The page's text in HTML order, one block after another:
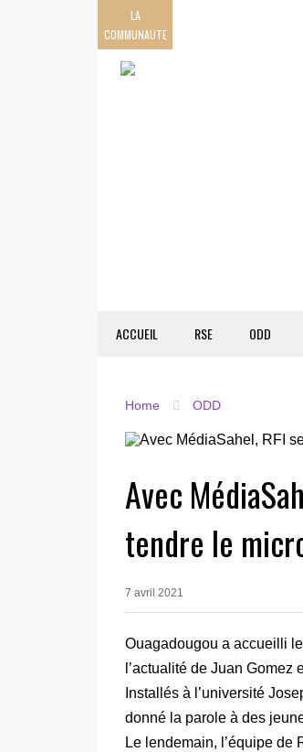
LA
COMMUNAUTE
ACCUEIL RSE ODD
Home ODD
Avec
tendre le
7 avril 2021
Ouagadougou a accueilli
l’actualité de Juan Gomez
Installés à l’université
donné la parole à des
Le lendemain, l’équipe de